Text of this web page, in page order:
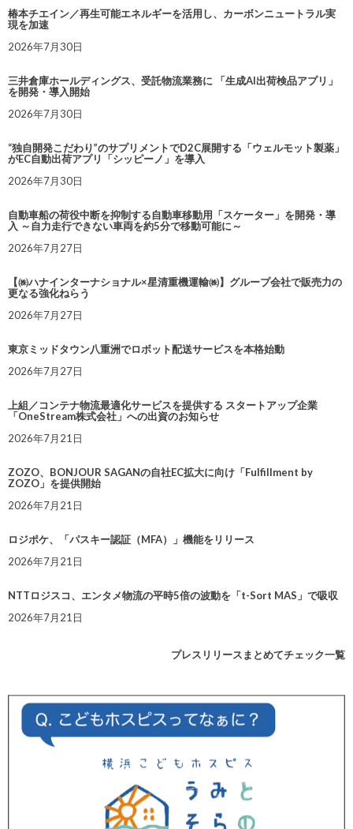
椿本チエイン／再生可能エネルギーを活用し、カーボンニュートラル実
現を加速
2026年7月30日
三井倉庫ホールディングス、受託物流業務に 「生成AI出荷検品アプリ」
を開発・導入開始
2026年7月30日
“独自開発こだわり”のサプリメントでD2C展開する「ウェルモット製薬」
がEC自動出荷アプリ「シッピーノ」を導入
2026年7月30日
自動車船の荷役中断を抑制する自動車移動用「スケーター」を開発・導
入 ～自力走行できない車両を約5分で移動可能に～
2026年7月27日
【㈱ハナインターナショナル×星清重機運輸㈱】グループ会社で販売力の
更なる強化ねらう
2026年7月27日
東京ミッドタウン八重洲でロボット配送サービスを本格始動
2026年7月27日
上組／コンテナ物流最適化サービスを提供する スタートアップ企業
「OneStream株式会社」への出資のお知らせ
2026年7月21日
ZOZO、BONJOUR SAGANの自社EC拡大に向け「Fulfillment by
ZOZO」を提供開始
2026年7月21日
ロジポケ、「パスキー認証（MFA）」機能をリリース
2026年7月21日
NTTロジスコ、エンタメ物流の平時5倍の波動を「t-Sort MAS」で吸収
2026年7月21日
プレスリリースまとめてチェック一覧